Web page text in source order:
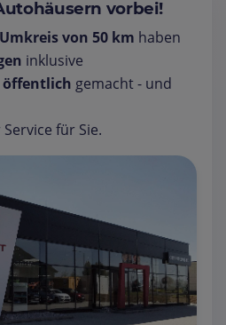
vorbei!
Umkreis von 50 km haben
inklusive
gemacht - und
für Sie.